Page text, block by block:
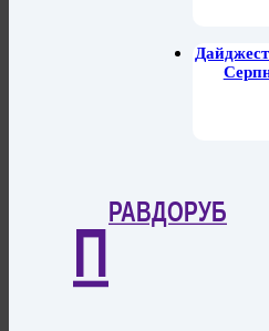
П
РАВДОРУБ